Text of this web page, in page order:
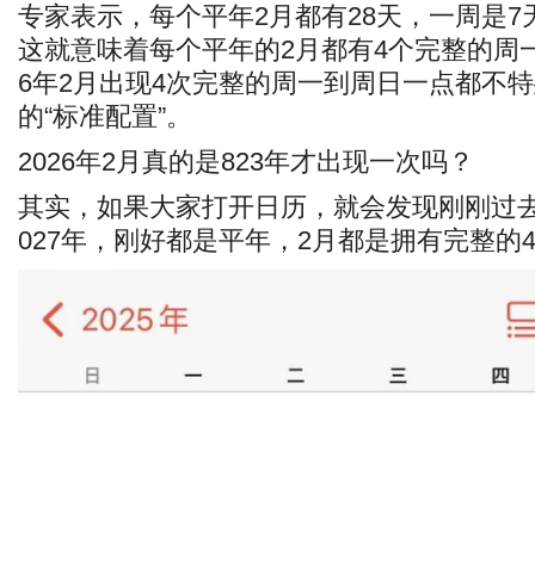
专家表示，每个平年2月都有28天，一周是7
这就意味着每个平年的2月都有4个完整的周
6年2月出现4次完整的周一到周日一点都不
的“标准配置”。
2026年2月真的是823年才出现一次吗？
其实，如果大家打开日历，就会发现刚刚过
027年，刚好都是平年，2月都是拥有完整的